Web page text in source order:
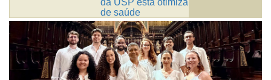
da USP está otimizando os sistemas
de saúde